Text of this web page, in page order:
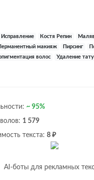
Исправление Костя Репин
Перманентный макияж Пирсинг
волос Удаление
~ 95%
1 579
текста: 8 ₽
AI-боты для рекламных